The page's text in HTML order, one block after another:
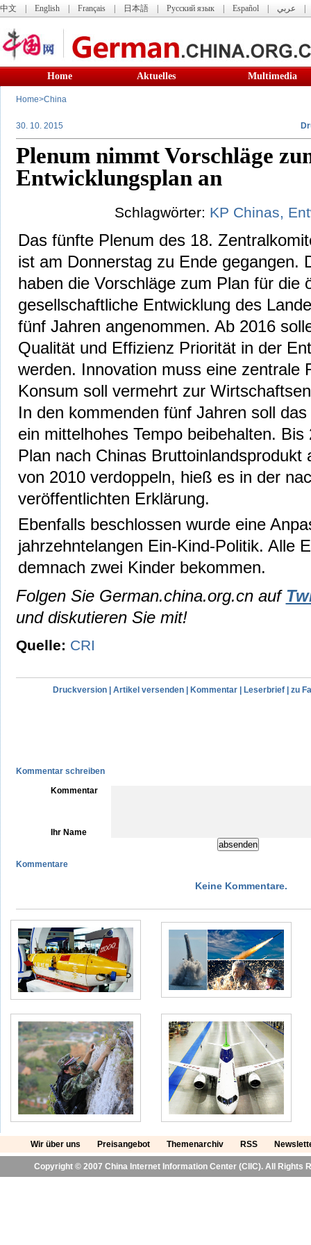
中文 English Français 日本語 Русский язык Español عربي
Home Aktuelles Multimedia
Home>China
30. 10. 2015
Plenum nimmt Vorschläge
Entwicklungsplan an
Schlagwörter: KP Chinas,
Das fünfte Plenum des 18.
ist am Donnerstag zu Ende gegangen.
haben die Vorschläge zum Plan für die
gesellschaftliche Entwicklung des
fünf Jahren angenommen. Ab 2016
Qualität und Effizienz Priorität in der
werden. Innovation muss eine zentrale
Konsum soll vermehrt zur
In den kommenden fünf Jahren soll
ein mittelhohes Tempo beibehalten.
Plan nach Chinas Bruttoinlandsprodukt
von 2010 verdoppeln, hieß es in der
veröffentlichten Erklärung.
Ebenfalls beschlossen wurde eine
jahrzehntelangen Ein-Kind-Politik. Alle
demnach zwei Kinder bekommen.
Folgen Sie German.china.org.cn auf
und diskutieren Sie mit!
Quelle: CRI
Druckversion Artikel versenden Kommentar Leserbrief zu
Kommentar schreiben
Kommentar
Ihr Name
Kommentare
Keine Kommentare.